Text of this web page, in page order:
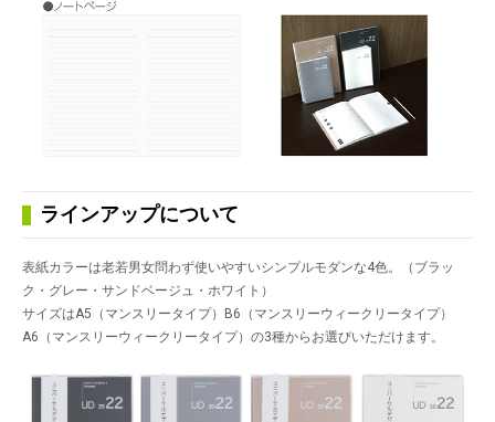
ラインアップについて
表紙カラーは老若男女問わず使いやすいシンプルモダンな4色。（ブラッ
ク・グレー・サンドベージュ・ホワイト）
サイズはA5（マンスリータイプ）B6（マンスリーウィークリータイプ）
A6（マンスリーウィークリータイプ）の3種からお選びいただけます。